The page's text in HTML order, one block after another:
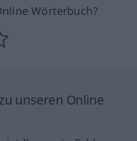
Wörterbuch?
unseren Online